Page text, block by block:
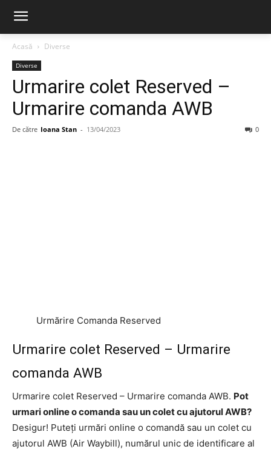
Acasă Diverse
Diverse
Urmarire colet Reserved –
Urmarire comanda AWB
De către Ioana Stan - 13/04/2023 0
Urmărire Comanda Reserved
Urmarire colet Reserved – Urmarire
comanda AWB
Urmarire colet Reserved – Urmarire comanda AWB. Pot
urmari online o comanda sau un colet cu ajutorul AWB?
Desigur! Puteți urmări online o comandă sau un colet cu
ajutorul AWB (Air Waybill), numărul unic de identificare al